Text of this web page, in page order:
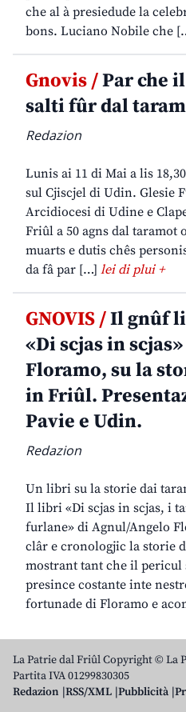
che al à presiedude la
bons. Luciano Nobile che
Gnovis /Par che
salti fûr dal
Redazion
Lunis ai 11 di Mai a lis
sul Cjiscjel di Udin. Glesie
Arcidiocesi di Udine e
Friûl a 50 agns dal
muarts e dutis chês
da fâ par […] lei di plui +
GNOVIS /Il gnûf
«Di scjas in
Floramo, su la
in Friûl.
Pavie e Udin.
Redazion
Un libri su la storie dai
Il libri «Di scjas in scjas, i
furlane» di Agnul/Angelo
clâr e cronologjic la storie
mostrant tant che il pericul
presince costante inte
fortunade di Floramo e
La Patrie dal Friûl Copyright © La
Partita IVA 01299830305
Redazion RSS/XML Pubblicità